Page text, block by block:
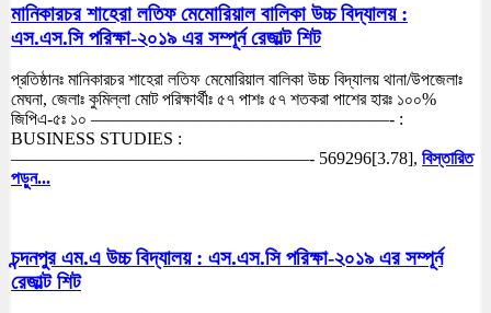
মানিকারচর শাহেরা লতিফ মেমোরিয়াল বালিকা উচ্চ বিদ্যালয় :
এস.এস.সি পরিক্ষা-২০১৯ এর সম্পূর্ন রেজাল্ট শিট
প্রতিষ্ঠানঃ মানিকারচর শাহেরা লতিফ মেমোরিয়াল বালিকা উচ্চ বিদ্যালয় থানা/উপজেলাঃ
মেঘনা, জেলাঃ কুমিল্লা মোট পরিক্ষার্থীঃ ৫৭ পাশঃ ৫৭ শতকরা পাশের হারঃ ১০০%
জিপিএ-৫ঃ ১০ —————————————————- :
BUSINESS STUDIES :
—————————————————- 569296[3.78], বিস্তারিত
পড়ুন...
চন্দনপুর এম.এ উচ্চ বিদ্যালয় : এস.এস.সি পরিক্ষা-২০১৯ এর সম্পূর্ন
রেজাল্ট শিট